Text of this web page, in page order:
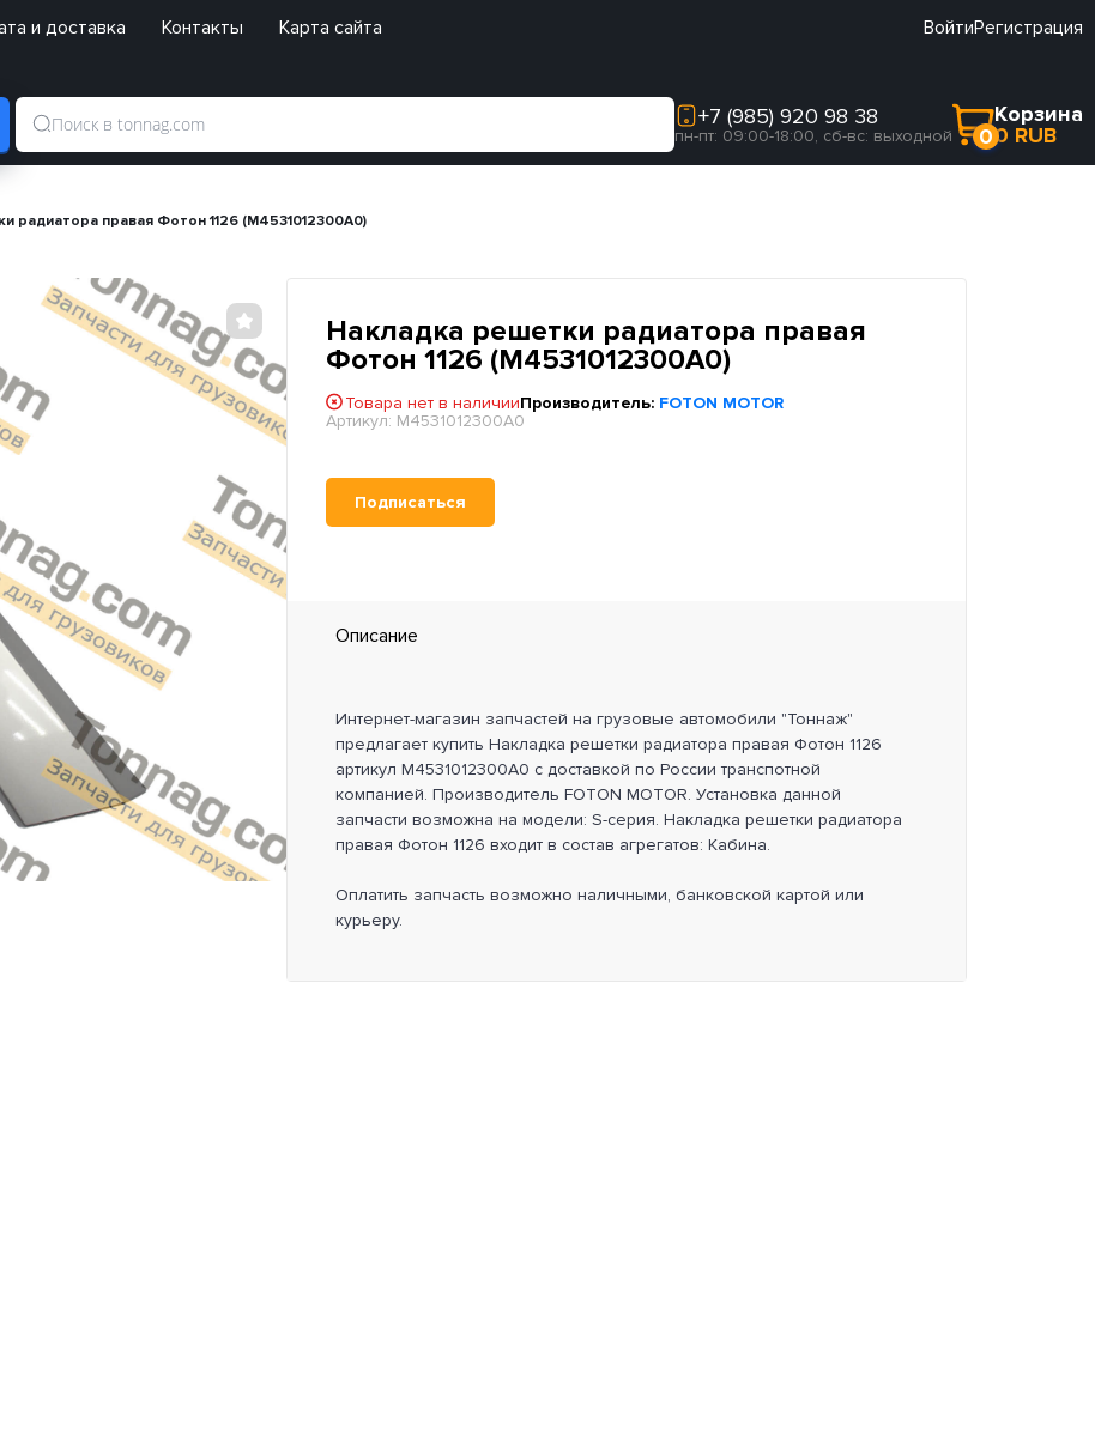
и доставка Контакты Карта сайта ВойтиРегистрация
+7 (985) 920 98 38
пн-пт: 09:00-18:00, сб-вс: выходной 0
Корзина
0 RUB
радиатора правая Фотон 1126 (M4531012300A0)
Накладка решетки радиатора правая
Фотон 1126 (M4531012300A0)
Товара нет в наличииПроизводитель: FOTON MOTOR
Артикул: M4531012300A0
Подписаться
Описание
Интернет-магазин запчастей на грузовые автомобили "Тоннаж"
предлагает купить Накладка решетки радиатора правая Фотон 1126
артикул M4531012300A0 с доставкой по России транспотной
компанией. Производитель FOTON MOTOR. Установка данной
запчасти возможна на модели: S-серия. Накладка решетки радиатора
правая Фотон 1126 входит в состав агрегатов: Кабина.
Оплатить запчасть возможно наличными, банковской картой или
курьеру.